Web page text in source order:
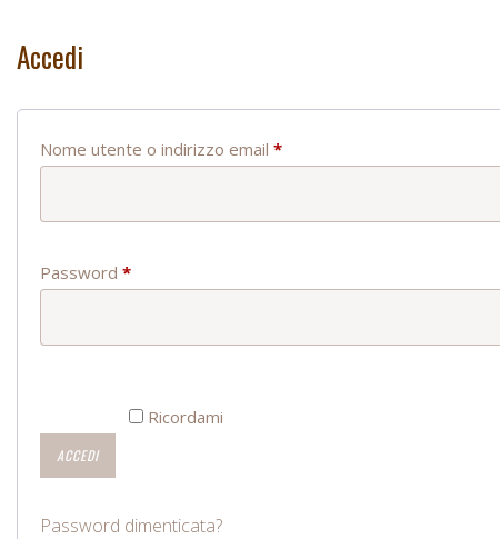
Accedi
Nome utente o indirizzo email *Richiesto
Password *Richiesto
Ricordami
ACCEDI
Password dimenticata?